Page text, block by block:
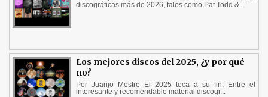
discográficas más de 2026, tales como Pat Todd &...
Los mejores discos del 2025, ¿y por qué
no?
Por Juanjo Mestre El 2025 toca a su fin. Entre el
interesante y recomendable material discogr...